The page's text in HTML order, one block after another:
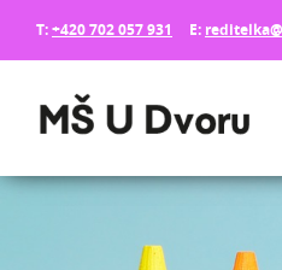
T:+420 702 057 931 E: